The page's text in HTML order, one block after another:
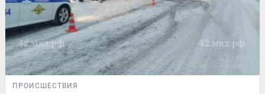
ПРОИСШЕСТВИЯ